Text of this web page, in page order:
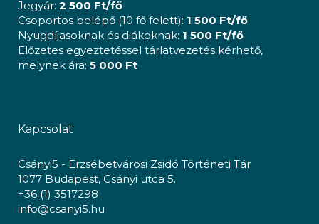
Jegyár: 2 500 Ft/fő
Csoportos belépő (10 fő felett): 1 500 Ft/fő
Nyugdíjasoknak és diákoknak: 1 500 Ft/fő
Előzetes egyeztetéssel tárlatvezetés kérhető,
melynek ára: 5 000 Ft
Kapcsolat
Csányi5 - Erzsébetvárosi Zsidó Történeti Tár
1077 Budapest, Csányi utca 5.
+36 (1) 3517298
info@csanyi5.hu